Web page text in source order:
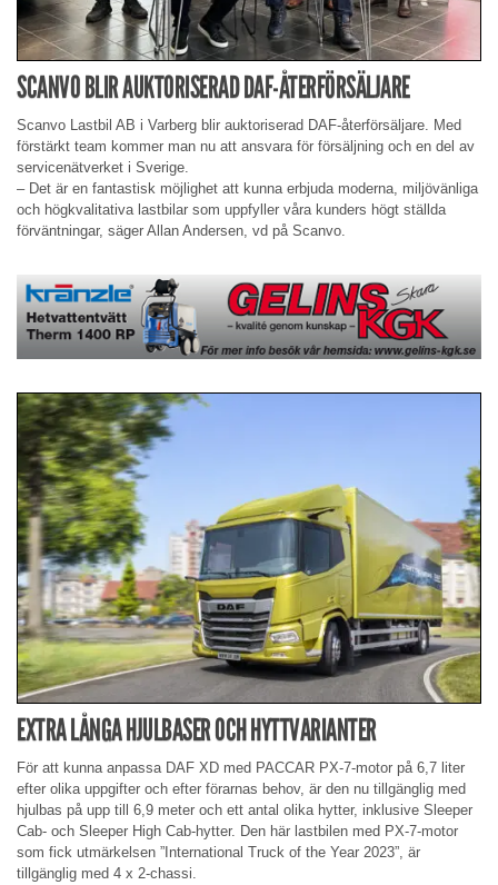
SCANVO BLIR AUKTORISERAD DAF-ÅTERFÖRSÄLJARE
Scanvo Lastbil AB i Varberg blir auktoriserad DAF-återförsäljare. Med
förstärkt team kommer man nu att ansvara för försäljning och en del av
servicenätverket i Sverige.
– Det är en fantastisk möjlighet att kunna erbjuda moderna, miljövänliga
och högkvalitativa lastbilar som uppfyller våra kunders högt ställda
förväntningar, säger Allan Andersen, vd på Scanvo.
EXTRA LÅNGA HJULBASER OCH HYTTVARIANTER
För att kunna anpassa DAF XD med PACCAR PX-7-motor på 6,7 liter
efter olika uppgifter och efter förarnas behov, är den nu tillgänglig med
hjulbas på upp till 6,9 meter och ett antal olika hytter, inklusive Sleeper
Cab- och Sleeper High Cab-hytter. Den här lastbilen med PX-7-motor
som fick utmärkelsen ”International Truck of the Year 2023”, är
tillgänglig med 4 x 2-chassi.